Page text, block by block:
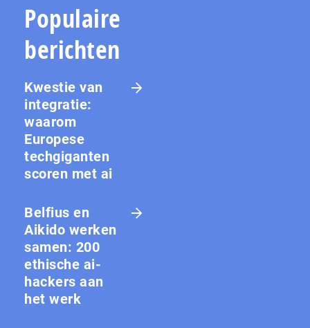
Populaire
berichten
Kwestie van
integratie:
waarom
Europese
techgiganten
scoren met ai
Belfius en
Aikido werken
samen: 200
ethische ai-
hackers aan
het werk